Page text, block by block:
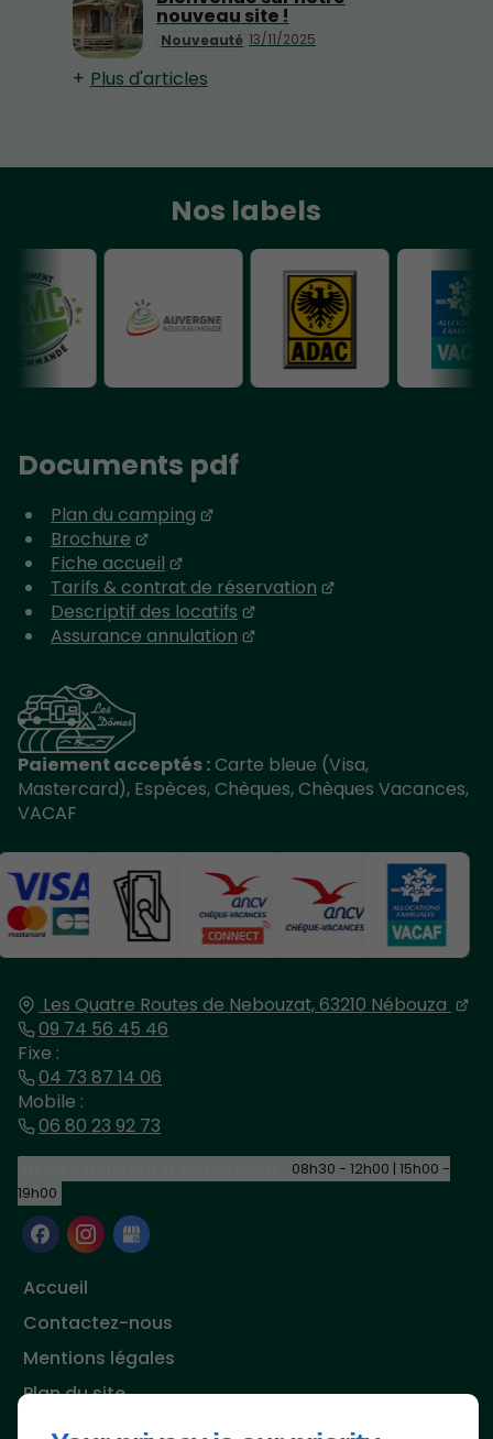
Nouveauté 13/11/2025
nouveau site !
Plus d'articles
Nos labels
Paiement acceptés :Carte bleue (Visa,
Mastercard), Espèces, Chèques, Chèques Vacances,
VACAF
Les Quatre Routes de Nebouzat,63210 Nébouza
09 74 56 45 46
Fixe :
04 73 87 14 06
Mobile :
06 80 23 92 73
08h30 - 12h00 | 15h00 -
19h00
Accueil
Contactez-nous
Mentions légales
Plan du site
Documents pdf
Plan du camping
Brochure
Fiche accueil
Tarifs & contrat de réservation
Descriptif des locatifs
Assurance annulation